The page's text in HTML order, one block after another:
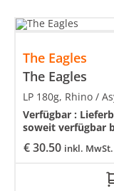
The Eagles
The Eagles
€30.50 inkl. MwSt.
LP 180g, Rhino /
Verfügbar :
soweit verfügbar